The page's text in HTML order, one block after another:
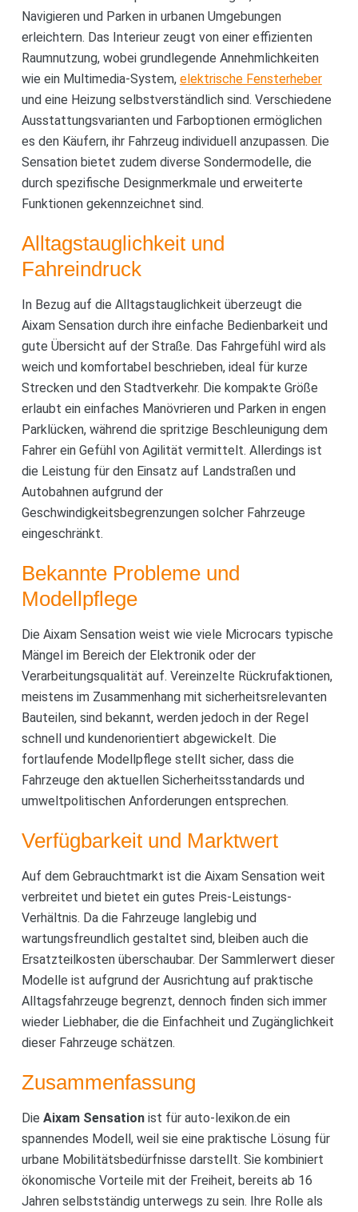
Navigieren und Parken in urbanen Umgebungen
erleichtern. Das Interieur zeugt von einer effizienten
Raumnutzung, wobei grundlegende Annehmlichkeiten
wie ein Multimedia-System, elektrische Fensterheber
und eine Heizung selbstverständlich sind. Verschiedene
Ausstattungsvarianten und Farboptionen ermöglichen
es den Käufern, ihr Fahrzeug individuell anzupassen. Die
Sensation bietet zudem diverse Sondermodelle, die
durch spezifische Designmerkmale und erweiterte
Funktionen gekennzeichnet sind.
Alltagstauglichkeit und
Fahreindruck
In Bezug auf die Alltagstauglichkeit überzeugt die
Aixam Sensation durch ihre einfache Bedienbarkeit und
gute Übersicht auf der Straße. Das Fahrgefühl wird als
weich und komfortabel beschrieben, ideal für kurze
Strecken und den Stadtverkehr. Die kompakte Größe
erlaubt ein einfaches Manövrieren und Parken in engen
Parklücken, während die spritzige Beschleunigung dem
Fahrer ein Gefühl von Agilität vermittelt. Allerdings ist
die Leistung für den Einsatz auf Landstraßen und
Autobahnen aufgrund der
Geschwindigkeitsbegrenzungen solcher Fahrzeuge
eingeschränkt.
Bekannte Probleme und
Modellpflege
Die Aixam Sensation weist wie viele Microcars typische
Mängel im Bereich der Elektronik oder der
Verarbeitungsqualität auf. Vereinzelte Rückrufaktionen,
meistens im Zusammenhang mit sicherheitsrelevanten
Bauteilen, sind bekannt, werden jedoch in der Regel
schnell und kundenorientiert abgewickelt. Die
fortlaufende Modellpflege stellt sicher, dass die
Fahrzeuge den aktuellen Sicherheitsstandards und
umweltpolitischen Anforderungen entsprechen.
Verfügbarkeit und Marktwert
Auf dem Gebrauchtmarkt ist die Aixam Sensation weit
verbreitet und bietet ein gutes Preis-Leistungs-
Verhältnis. Da die Fahrzeuge langlebig und
wartungsfreundlich gestaltet sind, bleiben auch die
Ersatzteilkosten überschaubar. Der Sammlerwert dieser
Modelle ist aufgrund der Ausrichtung auf praktische
Alltagsfahrzeuge begrenzt, dennoch finden sich immer
wieder Liebhaber, die die Einfachheit und Zugänglichkeit
dieser Fahrzeuge schätzen.
Zusammenfassung
Die Aixam Sensationist für auto-lexikon.de ein
spannendes Modell, weil sie eine praktische Lösung für
urbane Mobilitätsbedürfnisse darstellt. Sie kombiniert
ökonomische Vorteile mit der Freiheit, bereits ab 16
Jahren selbstständig unterwegs zu sein. Ihre Rolle als